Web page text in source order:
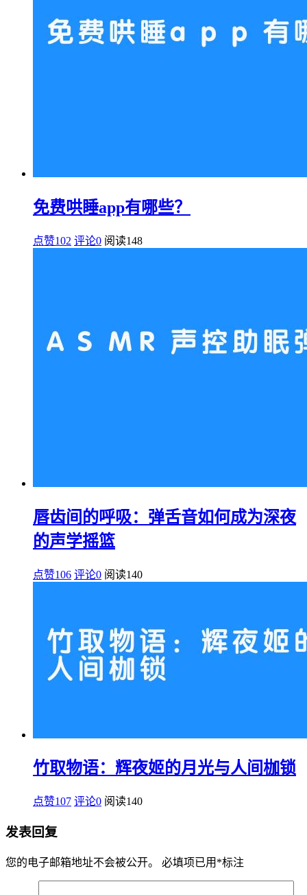
免费哄睡app有哪些？
点赞102 评论0 阅读148
唇齿间的呼吸：弹舌音如何成为深夜
的声学摇篮
点赞106 评论0 阅读140
竹取物语：辉夜姬的月光与人间枷锁
点赞107 评论0 阅读140
发表回复
您的电子邮箱地址不会被公开。 必填项已用 *标注